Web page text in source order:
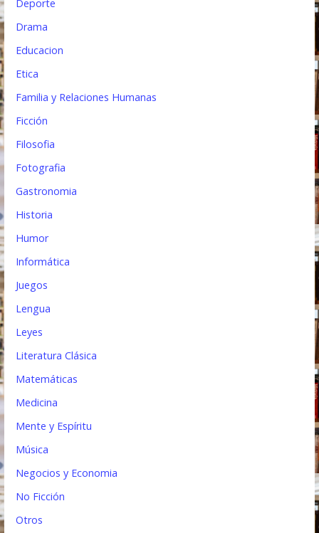
Deporte
Drama
Educacion
Etica
Familia y Relaciones Humanas
Ficción
Filosofia
Fotografia
Gastronomia
Historia
Humor
Informática
Juegos
Lengua
Leyes
Literatura Clásica
Matemáticas
Medicina
Mente y Espíritu
Música
Negocios y Economia
No Ficción
Otros